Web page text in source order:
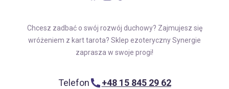
Chcesz zadbać o swój rozwój duchowy? Zajmujesz się
wróżeniem z kart tarota? Sklep ezoteryczny Synergie
zaprasza w swoje progi!
Telefon
+48 15 845 29 62